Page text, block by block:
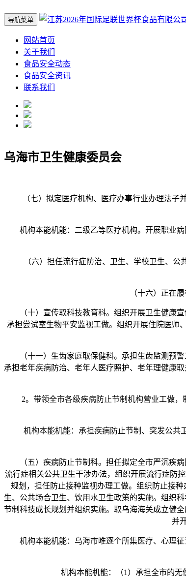
导航菜单
网站首页
关于我们
食品安全动态
食品安全资讯
联系我们
乌海市卫生健康委员会
（七）拟定医疗机构、医疗办事行业办理法子并
机构本能机能：二级乙等医疗机构。开展职业病
（六）担任流行症防治、卫生、学校卫生、公共
（十六）正在履行
（十）宣传取科技教育科。组织开展卫生健康宣
承担尝试室生物平安监视工做。组织开展住院医师
（十一）生齿家庭取保健科。承担生齿监测预警
承担老年疾病防治、老年人医疗照护、老年理健康
2。带领全市各级疾病防止节制机构营业工做，
机构本能机能：承担疾病防止节制、突发公共卫
（五）疾病防止节制科。担任拟定全市严沉疾病
流行症相关公共卫生干涉办法，组织开展流行症
规划，担任防止接种监视办理工做。组织防止接
生、公共场合卫生、饮用水卫生政策的实施。组织
节制科技成长规划并组织实施。取乌海海关成立健
并
机构本能机能：乌海市唯逐个所集医疗、心理征
机构本能机能：（1）承担全市的无偿